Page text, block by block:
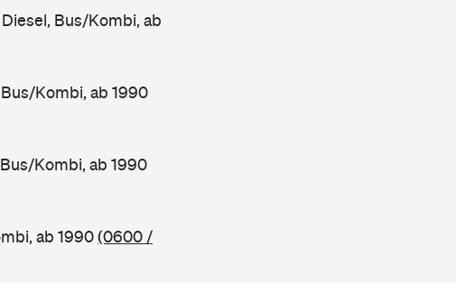
Bus/Kombi, ab
Kombi, ab 1990
Kombi, ab 1990
ab 1990(0600 /